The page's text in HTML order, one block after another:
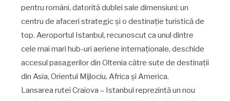
pentru români, datorită dublei sale dimensiuni: un
centru de afaceri strategic și o destinație turistică de
top. Aeroportul Istanbul, recunoscut ca unul dintre
cele mai mari hub-uri aeriene internaționale, deschide
accesul pasagerilor din Oltenia către sute de destinații
din Asia, Orientul Mijlociu, Africa și America.
Lansarea rutei Craiova – Istanbul reprezintă un nou